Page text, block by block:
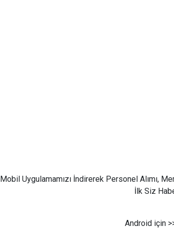
Mobil Uygulamamızı İndirerek Personel Alımı,
İlk Siz
Android için